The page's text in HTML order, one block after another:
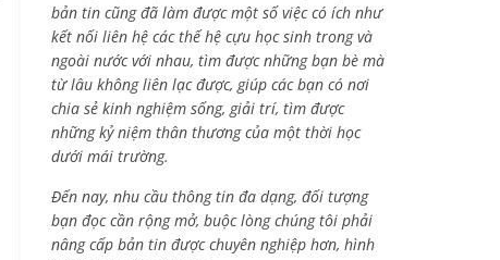
bản tin cũng đã làm được một số việc có ích như
kết nối liên hệ các thế hệ cựu học sinh trong và
ngoài nước với nhau, tìm được những bạn bè mà
từ lâu không liên lạc được, giúp các bạn có nơi
chia sẻ kinh nghiệm sống, giải trí, tìm được
những kỷ niệm thân thương của một thời học
dưới mái trường.
Đến nay, nhu cầu thông tin đa dạng, đối tượng
bạn đọc cần rộng mở, buộc lòng chúng tôi phải
nâng cấp bản tin được chuyên nghiệp hơn, hình